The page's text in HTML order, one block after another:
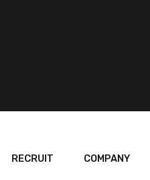
RECRUIT COMPANY